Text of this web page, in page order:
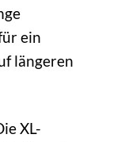
ein
längeren
XL-